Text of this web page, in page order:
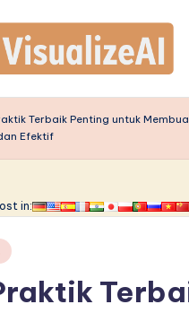
Terbaik Penting untuk
Efektif
in: